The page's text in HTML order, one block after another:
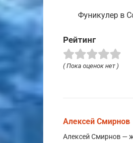
Фуникулер в
Рейтинг
( Пока оценок нет )
Алексей Смирнов
Алексей Смирнов —